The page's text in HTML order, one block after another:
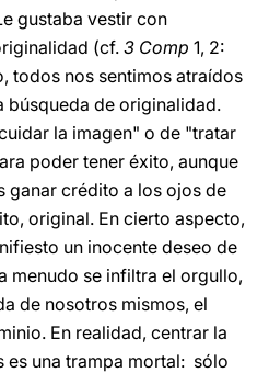
gustaba vestir con
(cf. 3 Comp 1, 2:
todos nos sentimos atraídos
búsqueda de originalidad.
la imagen" o de "tratar
poder tener éxito, aunque
ganar crédito a los ojos de
original. En cierto aspecto,
un inocente deseo de
menudo se infiltra el orgullo,
de nosotros mismos, el
En realidad, centrar la
es una trampa mortal: sólo